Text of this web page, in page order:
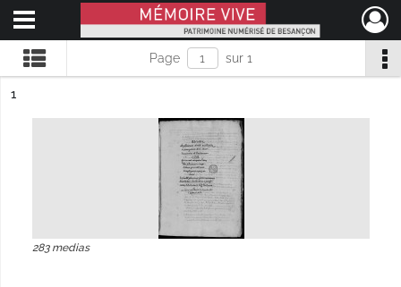
Mémoire Vive patrimoine numérisé de Besançon
Ouvrir le menu déroulant
Page sur 1
n°
1
283 medias